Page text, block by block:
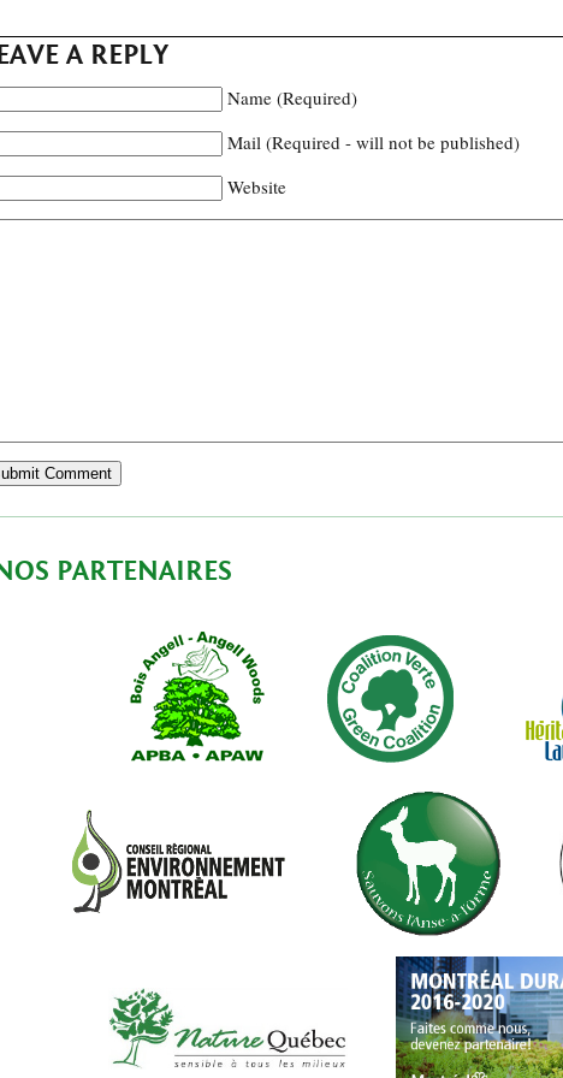
A REPLY
Name (Required)
Mail (Required - will not be published)
Website
PARTENAIRES